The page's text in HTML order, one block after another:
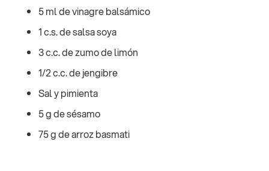
5 ml de vinagre balsámico
1 c.s. de salsa soya
3 c.c. de zumo de limón
1/2 c.c. de jengibre
Sal y pimienta
5 g de sésamo
75 g de arroz basmati